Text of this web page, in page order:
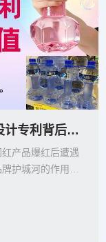
从爆款哑铃矿泉水瓶，解读外观设计专利背后的商业价值，提前布局专利方能抵御仿品内卷
产品爆红后遭遇
护城河的作用，
价。